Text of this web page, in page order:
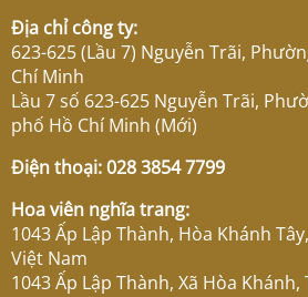
Địa chỉ công ty:
623-625 (Lầu 7) Nguyễn Trãi,
Chí Minh
Lầu 7 số 623-625 Nguyễn Trãi,
phố Hồ Chí Minh (Mới)
Điện thoại: 028 3854 7799
Hoa viên nghĩa trang:
1043 Ấp Lập Thành, Hòa Khánh
Việt Nam
1043 Ấp Lập Thành, Xã Hòa